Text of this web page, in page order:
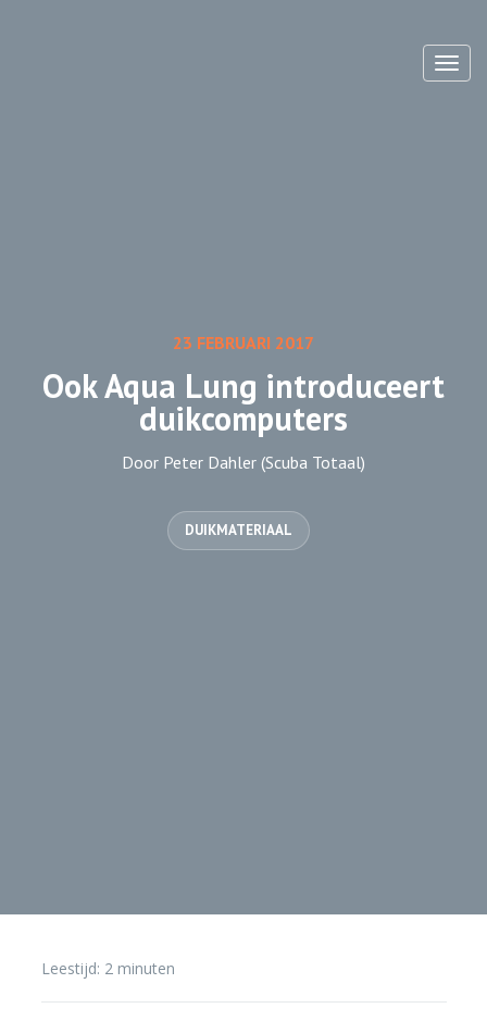
23 FEBRUARI 2017
Ook Aqua Lung introduceert
duikcomputers
Door Peter Dahler (Scuba Totaal)
DUIKMATERIAAL
Leestijd: 2 minuten